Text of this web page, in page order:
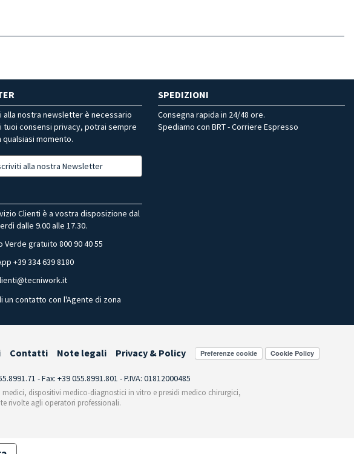
alla nostra newsletter è necessario
tuoi consensi privacy, potrai sempre
momento.
alla nostra Newsletter
SPEDIZIONI
Consegna rapida in 24/48 ore.
Spediamo con BRT - Corriere Espresso
Clienti è a vostra disposizione dal
dalle 9.00 alle 17.30.
Verde gratuito 800 90 40 55
+39 334 639 8180
un contatto con l'Agente di zona
Contatti Note legali Privacy & Policy Preferenze cookie
- Fax: +39 055.8991.801 - P.IVA: 01812000485
dispositivi medico-diagnostici in vitro e presidi medico chirurgici,
rivolte agli operatori professionali.